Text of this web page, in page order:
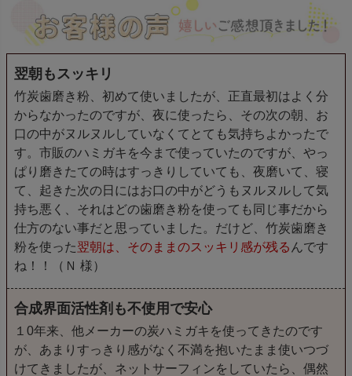
翌朝もスッキリ
竹炭歯磨き粉、初めて使いましたが、正直最初はよく分
からなかったのですが、夜に使ったら、その次の朝、お
口の中がヌルヌルしていなくてとても気持ちよかったで
す。市販のハミガキを今まで使っていたのですが、やっ
ぱり磨きたての時はすっきりしていても、夜磨いて、寝
て、起きた次の日にはお口の中がどうもヌルヌルして気
持ち悪く、それはどの歯磨き粉を使っても同じ事だから
仕方のない事だと思っていました。だけど、竹炭歯磨き
粉を使った翌朝は、そのままのスッキリ感が残る んです
ね！！（Ｎ 様）
合成界面活性剤も不使用で安心
１0年来、他メーカーの炭ハミガキを使ってきたのです
が、あまりすっきり感がなく不満を抱いたまま使いつづ
けてきましたが、ネットサーフィンをしていたら、偶然